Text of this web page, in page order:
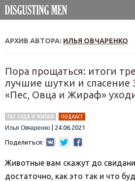
АРХИВ АВТОРА: ИЛЬЯ ОВЧАРЕНКО
Пора прощаться: итоги
лучшие шутки и спасение
«Пес, Овца и Жираф»
ПЕС ОВЦА И ЖИРАФ
ПОДКАСТ
Илья Овчаренко
24.06.2021
Поделиться:
Животные вам скажут до
достаточно, как это так и что